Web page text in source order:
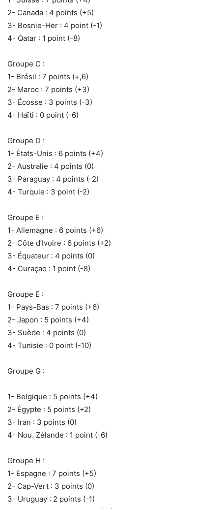
‎2- Canada : 4 points (+5)
‎3- Bosnie-Her : 4 point (-1)
‎4- Qatar : 1 point (-8)
Groupe C :
‎1- Brésil : 7 points (+,6)
‎2- Maroc : 7 points (+3)
‎3- Écosse : 3 points (-3)
‎4- Haïti : 0 point (-6)
Groupe D :
‎1- États-Unis : 6 points (+4)
‎2- Australie : 4 points (0)
‎3- Paraguay : 4 points (-2)
‎4- Turquie : 3 point (-2)
Groupe E :
‎1- Allemagne : 6 points (+6)
‎2- Côte d’Ivoire : 6 points (+2)
‎3- Équateur : 4 points (0)
‎4- Curaçao : 1 point (-8)
Groupe E :
‎1- Pays-Bas : 7 points (+6)
‎2- Japon : 5 points (+4)
‎3- Suède : 4 points (0)
‎4- Tunisie : 0 point (-10)
Groupe G :
‎1- Belgique : 5 points (+4)
‎2- Égypte : 5 points (+2)
‎3- Iran : 3 points (0)
‎4- Nou. Zélande : 1 point (-6)
Groupe H :
‎1- Espagne : 7 points (+5)
‎2- Cap-Vert : 3 points (0)
‎3- Uruguay : 2 points (-1)